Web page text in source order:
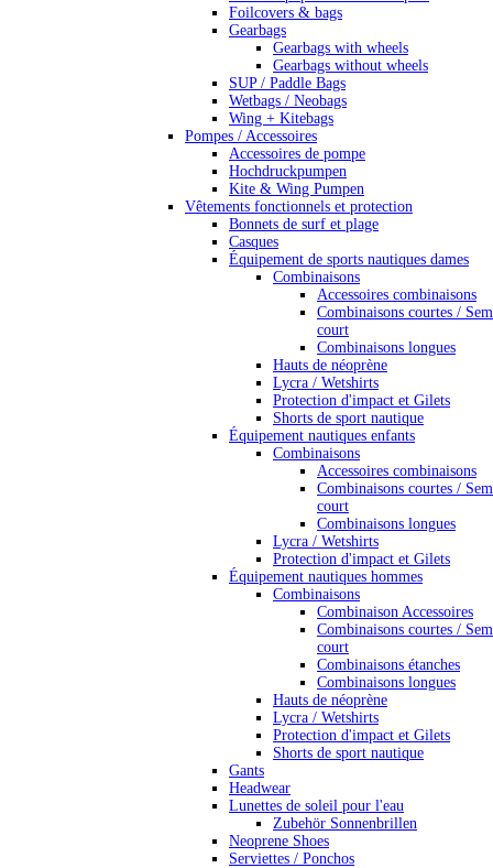
Foilcovers & bags
Gearbags
Gearbags with wheels
Gearbags without wheels
SUP / Paddle Bags
Wetbags / Neobags
Wing + Kitebags
Pompes / Accessoires
Accessoires de pompe
Hochdruckpumpen
Kite & Wing Pumpen
Vêtements fonctionnels et protection
Bonnets de surf et plage
Casques
Équipement de sports nautiques dames
Combinaisons
Accessoires combinaisons
Combinaisons courtes /
court
Combinaisons longues
Hauts de néoprène
Lycra / Wetshirts
Protection d'impact et Gilets
Shorts de sport nautique
Équipement nautiques enfants
Combinaisons
Accessoires combinaisons
Combinaisons courtes /
court
Combinaisons longues
Lycra / Wetshirts
Protection d'impact et Gilets
Équipement nautiques hommes
Combinaisons
Combinaison Accessoires
Combinaisons courtes /
court
Combinaisons étanches
Combinaisons longues
Hauts de néoprène
Lycra / Wetshirts
Protection d'impact et Gilets
Shorts de sport nautique
Gants
Headwear
Lunettes de soleil pour l'eau
Zubehör Sonnenbrillen
Neoprene Shoes
Serviettes / Ponchos